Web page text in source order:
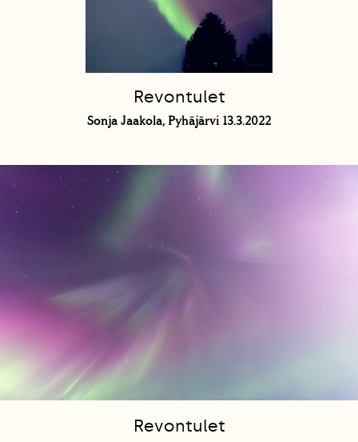
Revontulet
Sonja Jaakola, Pyhäjärvi 13.3.2022
Revontulet